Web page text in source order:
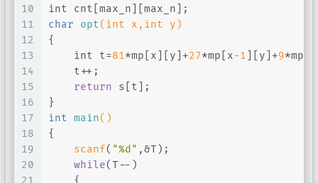
10
11
12
13
14
15
16
17
18
19
20
21
int cnt[max_n][max_n];
char
opt( int x, int y)
{
int t=81*mp[x][y]+27*mp[x-1 ][y]+9
    t++;
return s[t];
}
int main()
{
scanf( "%d" ,&T);
while(T--)
    {